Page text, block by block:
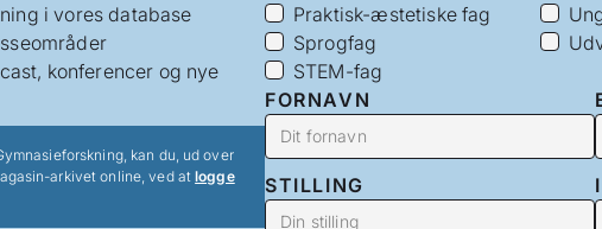
i vores database
konferencer og nye
kan du, ud over
arkivet online, ved atlogge
Praktisk-æstetiske fag
Sprogfag
STEM-fag
FORNAVN
STILLING